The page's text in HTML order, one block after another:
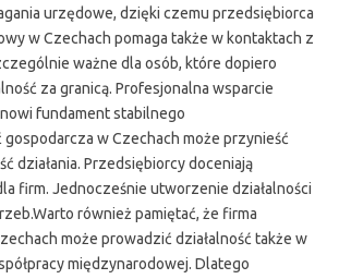
urzędowe, dzięki czemu przedsiębiorca
w Czechach pomaga także w kontaktach z
ważne dla osób, które dopiero
za granicą. Profesjonalna wsparcie
fundament stabilnego
gospodarcza w Czechach może przynieść
działania. Przedsiębiorcy doceniają
firm. Jednocześnie utworzenie działalności
również pamiętać, że firma
może prowadzić działalność także w
międzynarodowej. Dlatego